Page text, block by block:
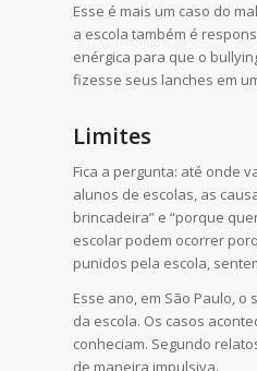
Esse é mais um caso do
a escola também é
enérgica para que o
fizesse seus lanches em
Limites
Fica a pergunta: até onde
alunos de escolas, as
brincadeira” e “porque
escolar podem ocorrer
punidos pela escola,
Esse ano, em São Paulo,
da escola. Os casos
conheciam. Segundo
de maneira impulsiva.